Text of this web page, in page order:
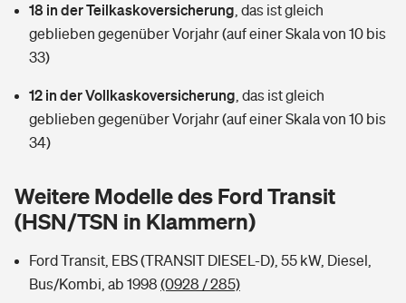
Sie haben Fragen?
Restkreditversicherung
Zur Übersicht
Tools
Wer versichert was: Jetzt Versicherer finden
Sie haben Fragen?
Hundehalter-Haftpflicht
Handyversicherung
Musikinstrumentenversicherung
Tools
Wer versichert was: Jetzt Versicherer finden
Sie haben Fragen?
Rentenrechner: Wie viel Geld bekomme ich im Alter?
18 in der Teilkaskoversicherung das ist gleich
geblieben gegenüber Vorjahr (auf einer Skala von 10 bis
33)
12 in der Vollkaskoversicherung das ist gleich
geblieben gegenüber Vorjahr (auf einer Skala von 10 bis
34)
Weitere Modelle des Ford Transit
(HSN/TSN in Klammern)
Ford Transit, EBS (TRANSIT DIESEL-D), 55 kW, Diesel,
Bus/Kombi, ab 1998 (0928 / 285)